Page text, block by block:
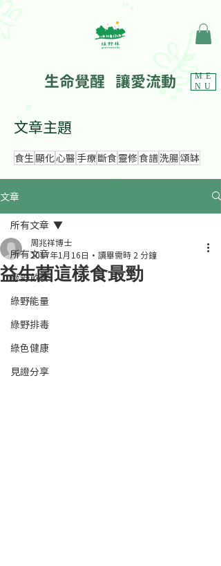
ME
NU
生命覺醒 讓愛流動
文章主題
食生顯化心醫 手療斷食靈修食譜洗腸頌缽
文章
所有文章
綠野飲食
綠野能量
綠野排毒
綠色健康
見證分享
所有文章
益生菌這樣食最勁
周兆祥博士
2017年1月16日
讀畢需時 2 分鐘